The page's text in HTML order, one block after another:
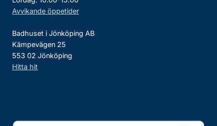
Avvikande öppetider
Badhuset i Jönköping AB
Kämpevägen 25
553 02 Jönköping
Hitta hit